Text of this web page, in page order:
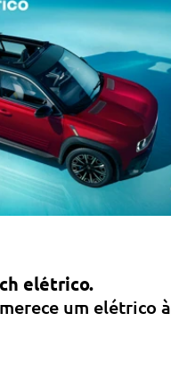
elétrico.
um elétrico à